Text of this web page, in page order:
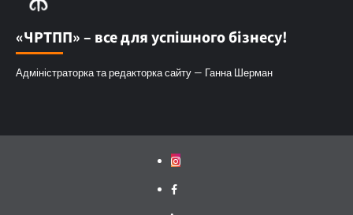
«ЧРТПП» – все для успішного бізнесу!
Адміністраторка та редакторка сайту — Ганна Шерман
Instagram
Facebook